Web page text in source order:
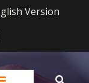
Version